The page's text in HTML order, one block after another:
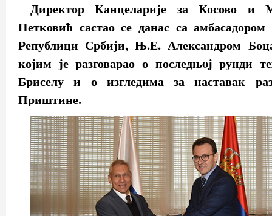
Директор Канцеларије за Косово и
Петковић састао се данас са
Републици Србији, Њ.Е. Александром
којим је разговарао о последњoj рунди
Бриселу и о изгледима за наставак
Приштине.